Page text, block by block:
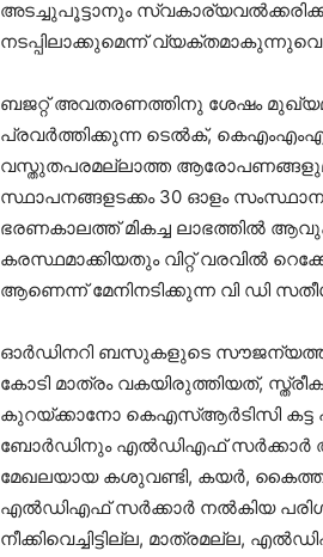
അടച്ചുപൂട്ടാനും
നടപ്പിലാക്കുമെന്ന്
ബജറ്റ് അവതരണത്തിനു ശേഷം
പ്രവർത്തിക്കുന്ന ടെൽക്,
വസ്തുതപരമല്ലാത്ത
സ്ഥാപനങ്ങളടക്കം 30 ഓളം
ഭരണകാലത്ത് മികച്ച ലാഭത്തിൽ
കരസ്ഥമാക്കിയതും വിറ്റ് വരവിൽ
ആണെന്ന് മേനിനടിക്കുന്ന വി ഡി
ഓർഡിനറി ബസുകളുടെ
കോടി മാത്രം വകയിരുത്തിയത്,
കുറയ്ക്കാനോ കെഎസ്ആർടിസി കട്ട
ബോർഡിനും എൽഡിഎഫ് സർക്കാർ
മേഖലയായ കശുവണ്ടി, കയർ,
എൽഡിഎഫ് സർക്കാർ നൽകിയ
നീക്കിവെച്ചിട്ടില്ല, മാത്രമല്ല,